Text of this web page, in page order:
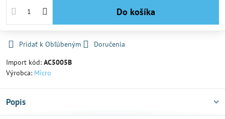
Do košíka
Pridať k Obľúbeným
Doručenia
Import kód: AC5005B
Výrobca: Micro
Popis